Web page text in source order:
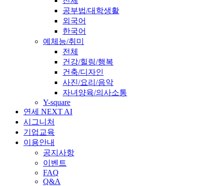
공부법/대학생활
외국어
한국어
예체능/취미
전체
건강/힐링/행복
건축/디자인
사진/요리/음악
자녀양육/의사소통
Y-square
연세 NEXT AI
시그니처
기업교육
이용안내
공지사항
이벤트
FAQ
Q&A